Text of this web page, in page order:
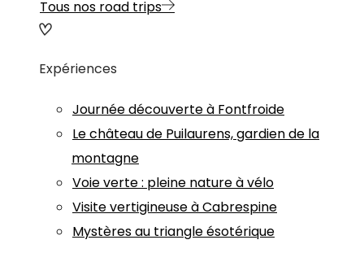
Tous nos road trips
Expériences
Journée découverte à Fontfroide
Le château de Puilaurens, gardien de la
montagne
Voie verte : pleine nature à vélo
Visite vertigineuse à Cabrespine
Mystères au triangle ésotérique